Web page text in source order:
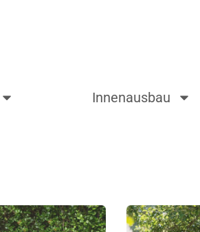
Innenausbau